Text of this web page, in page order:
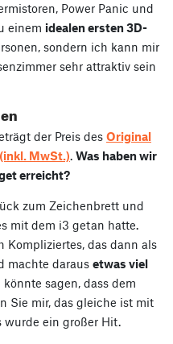
Power Panic und
einem idealen ersten 3D-
sondern ich kann mir
sehr attraktiv sein
der Preis des Original
MwSt.). Was haben wir
erreicht?
zum Zeichenbrett und
mit dem i3 getan hatte.
Kompliziertes, das dann als
machte daraus etwas viel
könnte sagen, dass dem
Sie mir, das gleiche ist mit
wurde ein großer Hit.